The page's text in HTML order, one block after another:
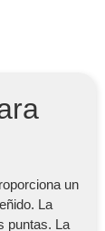
un
La
puntas. La